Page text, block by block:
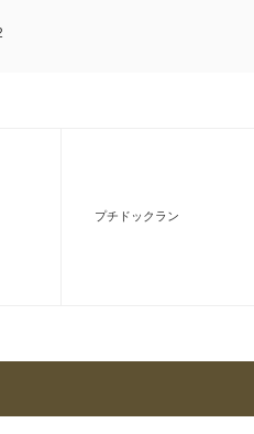
プチドックラン